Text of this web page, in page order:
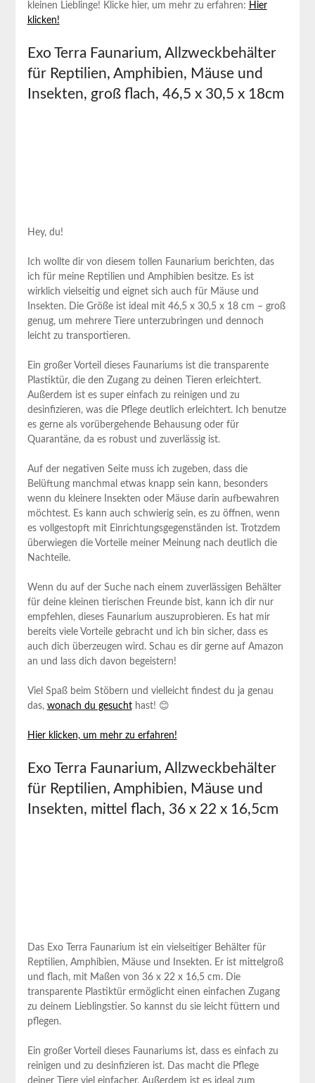
‍kleinen⁢ Lieblinge! Klicke hier, ⁢um‍ mehr zu erfahren: Hier
klicken!
Exo Terra Faunarium, Allzweckbehälter
für Reptilien, ⁣Amphibien, Mäuse ‌und
Insekten, groß flach, 46,5 x 30,5 x 18cm
Hey, du!
Ich wollte dir ‌von ⁢diesem⁣ tollen Faunarium berichten, das‍
ich für meine Reptilien und Amphibien besitze. Es ist
wirklich vielseitig und eignet sich auch für Mäuse und
Insekten. Die⁢ Größe⁤ ist ideal mit 46,5 x 30,5 x 18 ⁣cm – groß
genug, um mehrere Tiere unterzubringen⁤ und dennoch
leicht zu transportieren.
Ein großer Vorteil dieses Faunariums⁤ ist ⁢die transparente
Plastiktür, die den Zugang ‌zu deinen Tieren erleichtert.
Außerdem ist es ‍super einfach zu⁣ reinigen und zu
desinfizieren, was die Pflege deutlich erleichtert.⁣ Ich benutze
es gerne als vorübergehende Behausung⁣ oder ⁤für​
Quarantäne, da es robust ⁣und zuverlässig ist.
Auf der negativen Seite⁢ muss ich zugeben,‍ dass die
‍Belüftung manchmal etwas knapp sein kann, besonders
wenn du kleinere Insekten oder Mäuse darin aufbewahren
möchtest. Es kann auch ⁢schwierig ⁢sein, es zu ⁢öffnen, ⁤wenn
es vollgestopft mit Einrichtungsgegenständen ist. Trotzdem
überwiegen‌ die Vorteile meiner Meinung nach deutlich ⁤die
Nachteile.
Wenn du auf⁤ der Suche ⁣nach ⁤einem zuverlässigen Behälter
für ​deine kleinen⁣ tierischen Freunde bist, kann ich dir nur
empfehlen, dieses Faunarium auszuprobieren. Es hat mir
bereits viele Vorteile gebracht ‌und ich bin sicher, dass es ​
auch dich überzeugen wird. Schau es dir gerne auf Amazon
an und lass dich davon begeistern!
Viel Spaß beim Stöbern und vielleicht findest du ja genau
das,⁤ wonach du gesucht‍hast! 😊
Hier klicken, um mehr zu erfahren!
Exo Terra Faunarium, Allzweckbehälter
⁣für Reptilien, Amphibien,‌ Mäuse und
Insekten,‍ mittel flach, 36 x 22 ‌x 16,5cm
Das Exo Terra Faunarium ist ein vielseitiger Behälter für
Reptilien, ​Amphibien, Mäuse und ‍Insekten. ​Er ist mittelgroß ​
und flach, mit Maßen von 36 ⁢x‍ 22 x 16,5 ⁤cm. Die
transparente Plastiktür ermöglicht einen einfachen Zugang
zu deinem Lieblingstier. So kannst ⁣du sie leicht füttern und
pflegen.
Ein großer Vorteil dieses Faunariums ist, dass​ es einfach zu
reinigen und zu desinfizieren ist. Das macht die Pflege
⁣deiner Tiere viel einfacher. Außerdem ist es ideal zum